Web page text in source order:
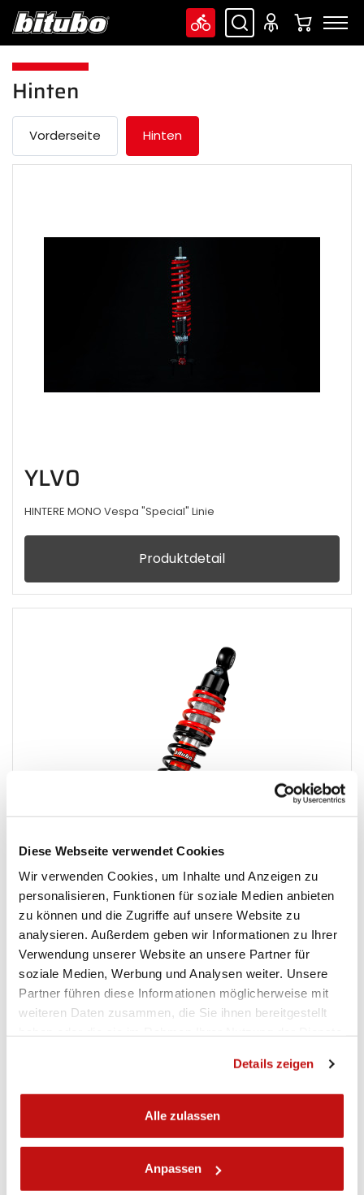
Diese Webseite verwendet Cookies
Wir verwenden Cookies, um Inhalte und Anzeigen zu
personalisieren, Funktionen für soziale Medien anbieten
zu können und die Zugriffe auf unsere Website zu
analysieren. Außerdem geben wir Informationen zu Ihrer
Verwendung unserer Website an unsere Partner für
soziale Medien, Werbung und Analysen weiter. Unsere
Partner führen diese Informationen möglicherweise mit
weiteren Daten zusammen, die Sie ihnen bereitgestellt
Details zeigen
Alle zulassen
Anpassen
Hinten
Vorderseite Hinten
YLV0
HINTERE MONO Vespa "Special" Linie
Produktdetail
YXB0
RÜCKSEITE MONO
Produktdetail